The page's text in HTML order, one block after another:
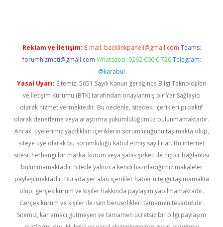
Reklam ve İletişim: E-mail: backlinkpaneli@gmail.com Teams:
forumhizmeti@gmail.com Whatsapp: 0262 606 0 726 Telegram:
@karabul
Yasal Uyarı: Sitemiz, 5651 Sayılı Kanun gereğince Bilgi Teknolojileri
ve İletişim Kurumu (BTK) tarafından onaylanmış bir Yer Sağlayıcı
olarak hizmet vermektedir. Bu nedenle, sitedeki içerikleri proaktif
olarak denetleme veya araştırma yükümlülüğümüz bulunmamaktadır.
Ancak, üyelerimiz yazdıkları içeriklerin sorumluluğunu taşımakta olup,
siteye üye olarak bu sorumluluğu kabul etmiş sayılırlar. Bu internet
sitesi, herhangi bir marka, kurum veya şahıs şirketi ile hiçbir bağlantısı
bulunmamaktadır. Sitede yalnızca kendi hazırladığımız makaleler
paylaşılmaktadır. Burada yer alan içerikler haber niteliği taşımamakta
olup, gerçek kurum ve kişiler hakkında paylaşım yapılmamaktadır.
Gerçek kurum ve kişiler ile isim benzerlikleri tamamen tesadüfidir.
Sitemiz, kar amacı gütmeyen ve tamamen ücretsiz bir bilgi paylaşım